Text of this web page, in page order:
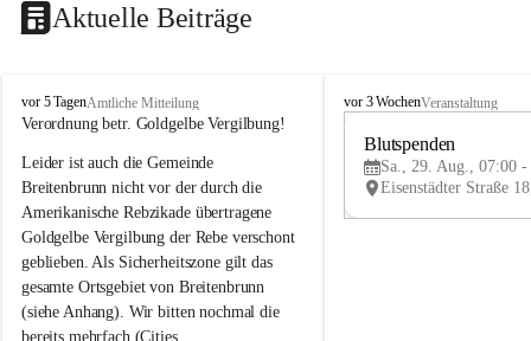
Aktuelle Beiträge
B
r
i
t
e
n
b
r
u
n
vor 5 TagenAmtliche Mitteilung
Verordnung betr. Goldgelbe Vergilbung!
Leider ist auch die Gemeinde
Breitenbrunn nicht vor der durch die
Amerikanische Rebzikade übertragene
Goldgelbe Vergilbung der Rebe verschont
geblieben. Als Sicherheitszone gilt das
gesamte Ortsgebiet von Breitenbrunn
(siehe Anhang). Wir bitten nochmal die
bereits mehrfach (Cities,
B
e
vor 3 WochenVeranstaltung
Blutspenden
Sa., 29. Aug., 07:00 -